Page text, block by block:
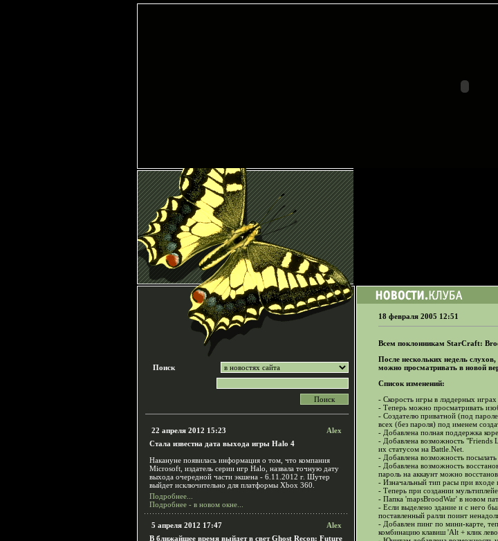
Поиск
22 апреля 2012 15:23
Alex
Стала известна дата выхода игры Halo 4
Накануне появилась информация о том, что компания
Microsoft, издатель серии игр Halo, назвала точную дату
выхода очередной части экшена - 6.11.2012 г. Шутер
выйдет исключительно для платформы Xbox 360.
Подробнее...
Подробнее - в новом окне...
5 апреля 2012 17:47
Alex
В ближайшее время выйдет в свет Ghost Recon: Future
18 февраля 2005 12:51
Всем поклонникам StarCraft:
После нескольких недель
можно просматривать в новой
Список изменений:
- Скорость игры в лэддерных играх
- Теперь можно просматривать
- Создателю приватной (под
всех (без пароля) под именем
- Добавлена полная поддержка
- Добавлена возможность "Friends
их статусом на Battle.Net.
- Добавлена возможность
- Добавлена возможность
пароль на аккаунт можно
- Изначальный тип расы при входе
- Теперь при создании
- Папка 'mapsBroodWar' в новом
- Если выделено здание и с него
поставленный ралли поинт
- Добавлен пинг по мини-карте,
комбинацию клавиш 'Alt + клик